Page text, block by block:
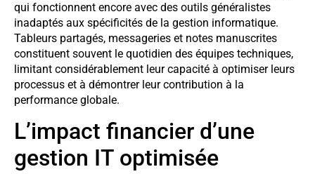
qui fonctionnent encore avec des outils généralistes
inadaptés aux spécificités de la gestion informatique.
Tableurs partagés, messageries et notes manuscrites
constituent souvent le quotidien des équipes techniques,
limitant considérablement leur capacité à optimiser leurs
processus et à démontrer leur contribution à la
performance globale.
L’impact financier d’une
gestion IT optimisée